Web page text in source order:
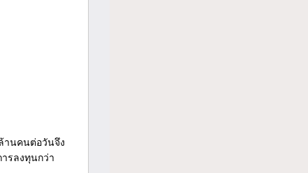
านคนต่อวันจึง
รลงทุนกว่า